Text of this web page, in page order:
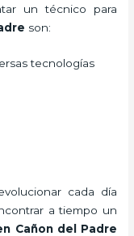
un técnico para
son:
tecnologías
cada día
a tiempo un
Cañon del Padre